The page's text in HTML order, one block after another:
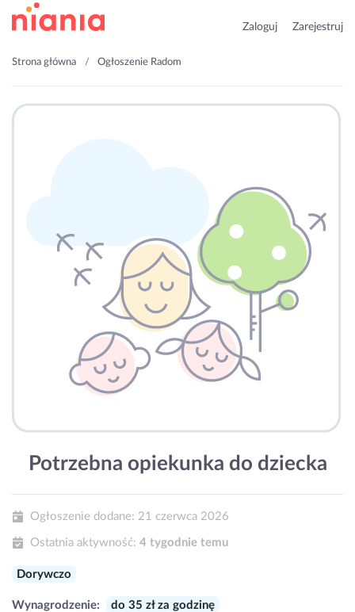
Zaloguj Zarejestruj
Strona główna Ogłoszenie Radom
Potrzebna opiekunka do dziecka
Ogłoszenie dodane: 21 czerwca 2026
Ostatnia aktywność: 4 tygodnie temu
Dorywczo
Wynagrodzenie: do 35 zł za godzinę